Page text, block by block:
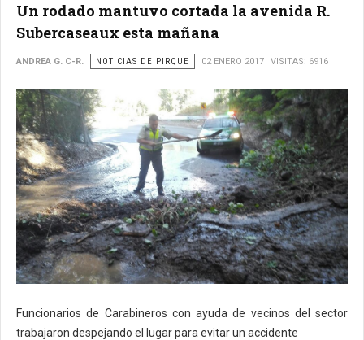
Un rodado mantuvo cortada la avenida R.
Subercaseaux esta mañana
ANDREA G. C-R. NOTICIAS DE PIRQUE 02 ENERO 2017 VISITAS: 6916
Funcionarios de Carabineros con ayuda de vecinos del sector
trabajaron despejando el lugar para evitar un accidente